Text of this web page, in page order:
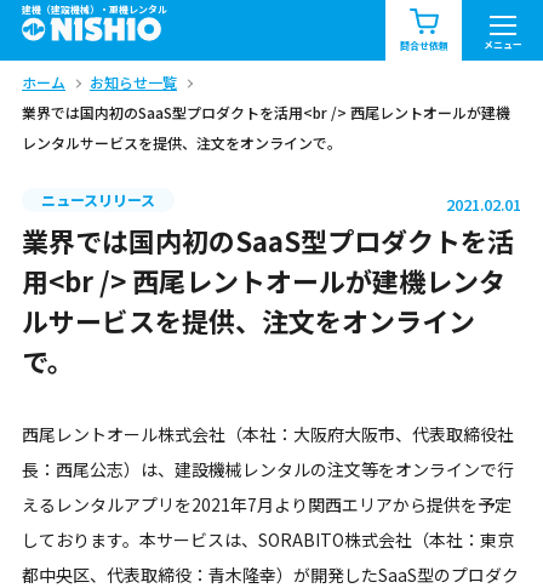
建機（建設機械）・重機レンタル
問合せ依頼 メニュー
商品一覧 お知らせ一覧
問合せ依頼リスト
エリア情報を見る
北海道 関東
中部 関西 中国・四国
九州・沖縄（外部）
ホーム
お知らせ一覧
業界では国内初のSaaS型プロダクトを活用<br /> 西尾レントオールが建機
レンタルサービスを提供、注文をオンラインで。
ニュースリリース 2021.02.01
業界では国内初のSaaS型プロダクトを活
用<br /> 西尾レントオールが建機レンタ
ルサービスを提供、注文をオンライン
で。
西尾レントオール株式会社（本社：大阪府大阪市、代表取締役社
長：西尾公志）は、建設機械レンタルの注文等をオンラインで行
えるレンタルアプリを2021年7月より関西エリアから提供を予定
しております。本サービスは、SORABITO株式会社（本社：東京
都中央区、代表取締役：青木隆幸）が開発したSaaS型のプロダク